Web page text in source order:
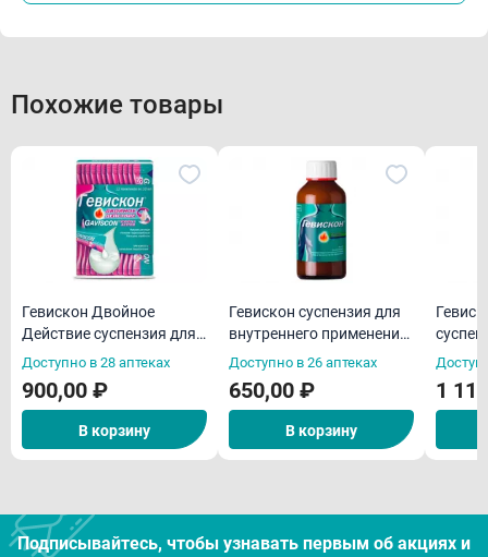
Похожие товары
Гевискон Двойное
Действие суспензия для
внутреннего 10мл
Доступно в 28 аптеках
900,00 ₽
В корзину
Гевискон суспензия для
внутреннего применения
мята 150мл
Доступно в 26 аптеках
650,00 ₽
В корзину
1
Подписывайтесь, чтобы узнавать первым об акцияx и